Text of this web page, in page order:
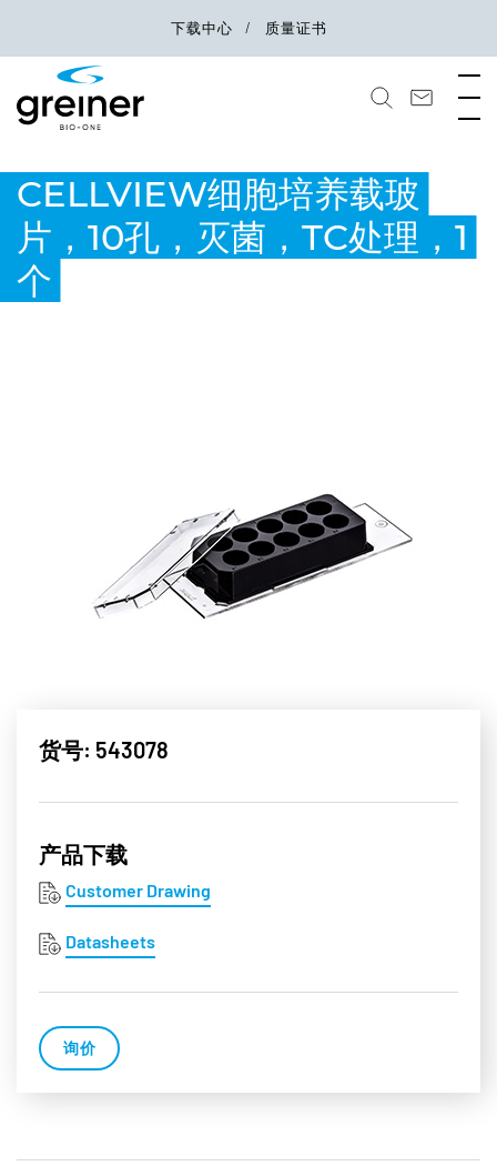
下载中心 质量证书
CELLVIEW细胞培养载玻
片，10孔，灭菌，TC处理，1
个
货号: 543078
产品下载
Customer Drawing
Datasheets
询价